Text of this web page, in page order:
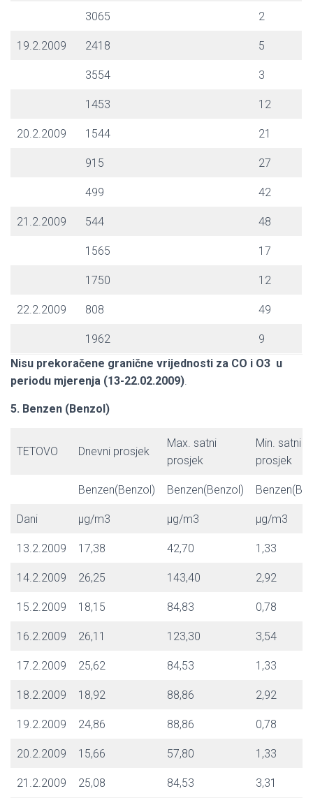
3065 2
19.2.2009 2418 5
3554 3
1453 12
20.2.2009 1544 21
915 27
499 42
21.2.2009 544 48
1565 17
1750 12
22.2.2009 808 49
1962
9
Nisu prekoračene granične vrijednosti za CO i O3 u
periodu mjerenja (13-22.02.2009).
5. Benzen (Benzol)
TETOVO Dnevni prosjek
Max. satni
prosjek
Min. satni
prosjek
Benzen(Benzol) Benzen(Benzol)
Dani μg/m3 μg/m3 μg/m3
13.2.2009 17,38 42,70 1,33
14.2.2009 26,25 143,40 2,92
15.2.2009 18,15 84,83 0,78
16.2.2009 26,11 123,30 3,54
17.2.2009 25,62 84,53 1,33
18.2.2009 18,92 88,86 2,92
19.2.2009 24,86 88,86 0,78
20.2.2009 15,66 57,80 1,33
21.2.2009 25,08 84,53 3,31